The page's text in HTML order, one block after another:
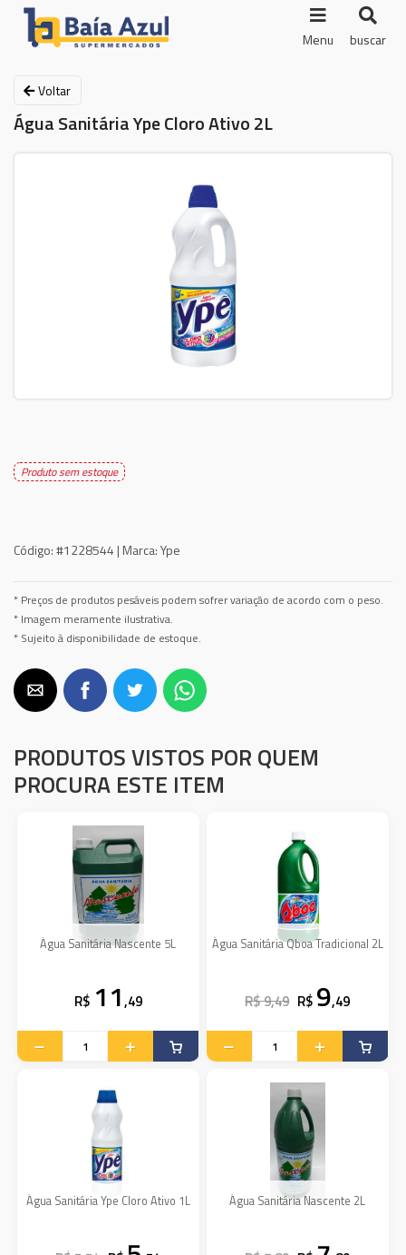
Menu buscar
Voltar
Água Sanitária Ype Cloro Ativo 2L
Produto sem estoque
Código:#1228544 | Marca:Ype
* Preços de produtos pesáveis podem sofrer variação de acordo com o peso.
* Imagem meramente ilustrativa.
* Sujeito à disponibilidade de estoque.
PRODUTOS VISTOS POR QUEM
PROCURA ESTE ITEM
Água Sanitária Nascente 5L
R$ 11,49
Água Sanitária Qboa Tradicional 2L
R$ 9,49 R$ 9,49
Água Sanitária Ype Cloro Ativo 1L Água Sanitária Nascente 2L